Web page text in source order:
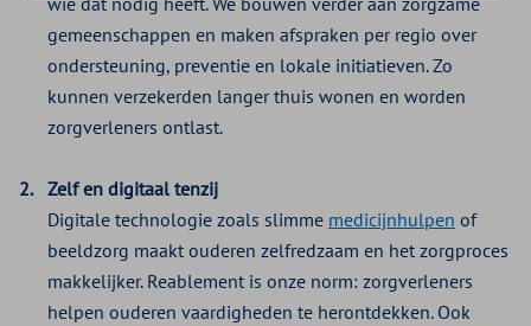
gemeenschappen en maken afspraken per regio over
ondersteuning, preventie en lokale initiatieven. Zo
kunnen verzekerden langer thuis wonen en worden
zorgverleners ontlast.
Zelf en digitaal tenzij
Digitale technologie zoals slimme medicijnhulpen of
beeldzorg maakt ouderen zelfredzaam en het zorgproces
makkelijker. Reablement is onze norm: zorgverleners
helpen ouderen vaardigheden te herontdekken. Ook